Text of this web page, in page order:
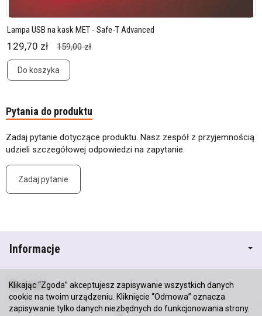
Lampa USB na kask MET - Safe-T Advanced
129,70 zł 159,00 zł
Do koszyka
Pytania do produktu
Zadaj pytanie dotyczące produktu. Nasz zespół z przyjemnością
udzieli szczegółowej odpowiedzi na zapytanie.
Zadaj pytanie
Informacje
Kontakt
Klikając “Zgoda” akceptujesz zapisywanie wszystkich danych
cookie na twoim urządzeniu. Kliknięcie “Odmowa” oznacza
zapisywanie tylko danych niezbędnych do funkcjonowania strony.